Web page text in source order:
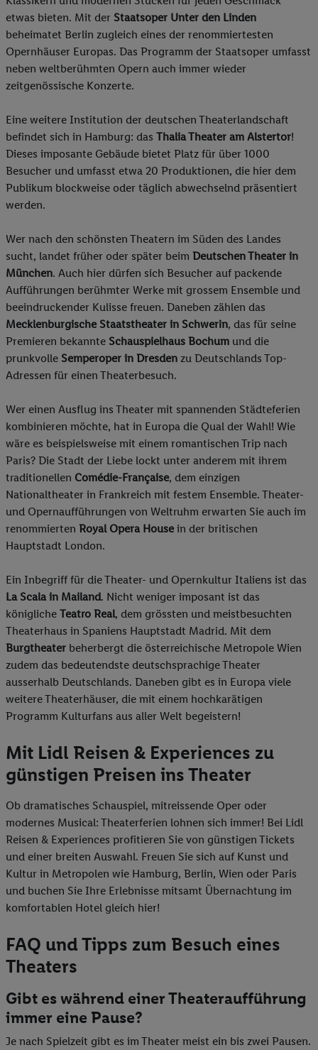
etwas bieten. Mit der Staatsoper Unter den Linden
beheimatet Berlin zugleich eines der renommiertesten
Opernhäuser Europas. Das Programm der Staatsoper umfasst
neben weltberühmten Opern auch immer wieder
zeitgenössische Konzerte.
Eine weitere Institution der deutschen Theaterlandschaft
befindet sich in Hamburg: das Thalia Theater am Alstertor!
Dieses imposante Gebäude bietet Platz für über 1000
Besucher und umfasst etwa 20 Produktionen, die hier dem
Publikum blockweise oder täglich abwechselnd präsentiert
werden.
Wer nach den schönsten Theatern im Süden des Landes
sucht, landet früher oder später beim Deutschen Theater in
München. Auch hier dürfen sich Besucher auf packende
Aufführungen berühmter Werke mit grossem Ensemble und
beeindruckender Kulisse freuen. Daneben zählen das
Mecklenburgische Staatstheater in Schwerin, das für seine
Premieren bekannte Schauspielhaus Bochum und die
prunkvolle Semperoper in Dresden zu Deutschlands Top-
Adressen für einen Theaterbesuch.
Wer einen Ausflug ins Theater mit spannenden Städteferien
kombinieren möchte, hat in Europa die Qual der Wahl! Wie
wäre es beispielsweise mit einem romantischen Trip nach
Paris? Die Stadt der Liebe lockt unter anderem mit ihrem
traditionellen Comédie-Française, dem einzigen
Nationaltheater in Frankreich mit festem Ensemble. Theater-
und Opernaufführungen von Weltruhm erwarten Sie auch im
renommierten Royal Opera House in der britischen
Hauptstadt London.
Ein Inbegriff für die Theater- und Opernkultur Italiens ist das
La Scala in Mailand. Nicht weniger imposant ist das
königliche Teatro Real, dem grössten und meistbesuchten
Theaterhaus in Spaniens Hauptstadt Madrid. Mit dem
Burgtheater beherbergt die österreichische Metropole Wien
zudem das bedeutendste deutschsprachige Theater
ausserhalb Deutschlands. Daneben gibt es in Europa viele
weitere Theaterhäuser, die mit einem hochkarätigen
Programm Kulturfans aus aller Welt begeistern!
Mit Lidl Reisen & Experiences zu
günstigen Preisen ins Theater
Ob dramatisches Schauspiel, mitreissende Oper oder
modernes Musical: Theaterferien lohnen sich immer! Bei Lidl
Reisen & Experiences profitieren Sie von günstigen Tickets
und einer breiten Auswahl. Freuen Sie sich auf Kunst und
Kultur in Metropolen wie Hamburg, Berlin, Wien oder Paris
und buchen Sie Ihre Erlebnisse mitsamt Übernachtung im
komfortablen Hotel gleich hier!
FAQ und Tipps zum Besuch eines
Theaters
Gibt es während einer Theateraufführung
immer eine Pause?
Je nach Spielzeit gibt es im Theater meist ein bis zwei Pausen.